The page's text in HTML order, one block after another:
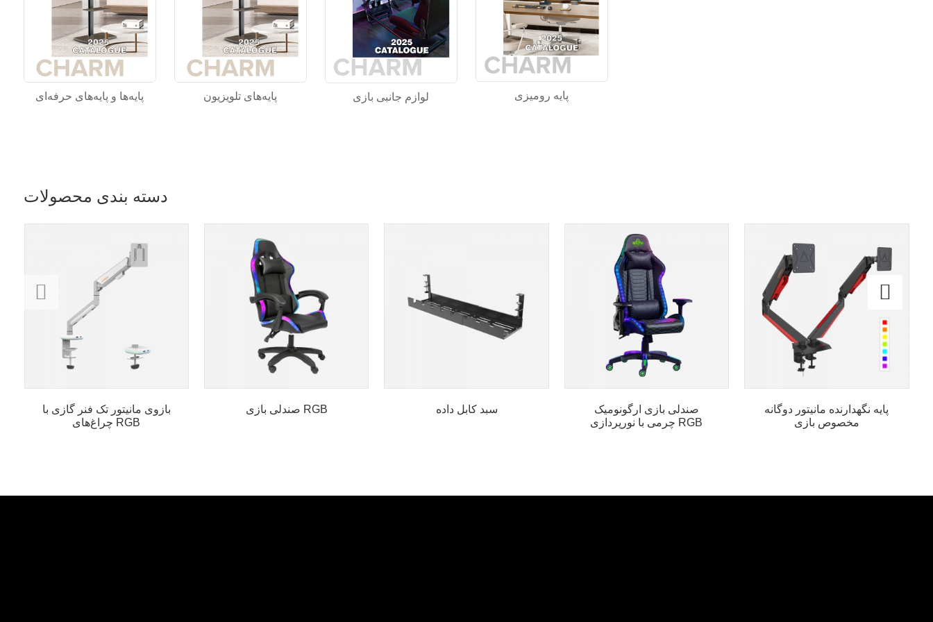
پایه‌ها و پایه‌های حرفه‌ای پایه‌های تلویزیون لوازم جانبی بازی پایه رومیزی
دسته بندی محصولات
بازوی مانیتور تک فنر گازی با
چراغ‌های RGB
صندلی بازی RGB سبد کابل داده
صندلی بازی ارگونومیک
چرمی با نورپردازی RGB
پایه نگهدارنده مانیتور دوگانه
مخصوص بازی